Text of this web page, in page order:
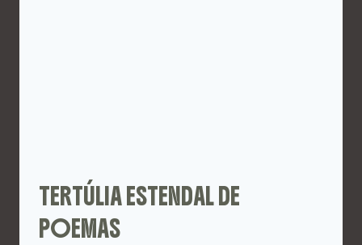
TERTÚLIA ESTENDAL DE
POEMAS